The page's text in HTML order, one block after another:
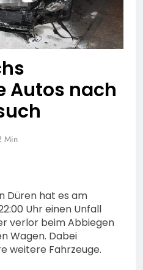
Autos nach
Min
Düren hat es am
Uhr einen Unfall
verlor beim Abbiegen
Wagen. Dabei
weitere Fahrzeuge.